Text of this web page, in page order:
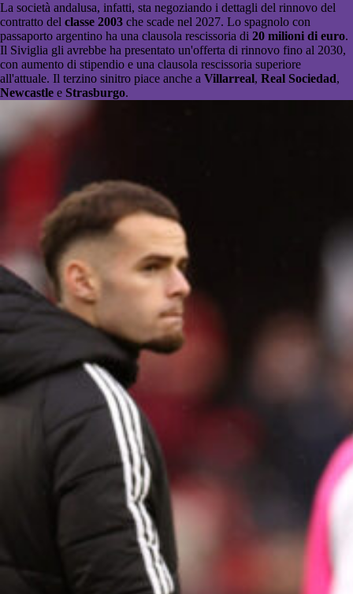
La società andalusa, infatti, sta negoziando i dettagli del rinnovo del
contratto del classe 2003 che scade nel 2027. Lo spagnolo con
passaporto argentino ha una clausola rescissoria di 20 milioni di euro.
Il Siviglia gli avrebbe ha presentato un'offerta di rinnovo fino al 2030,
con aumento di stipendio e una clausola rescissoria superiore
all'attuale. Il terzino sinitro piace anche a Villarreal, Real Sociedad,
Newcastle e Strasburgo.